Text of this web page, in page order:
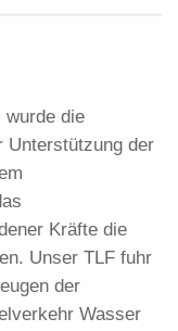
wurde die
Unterstützung der
Kräfte die
Unser TLF fuhr
der
Wasser